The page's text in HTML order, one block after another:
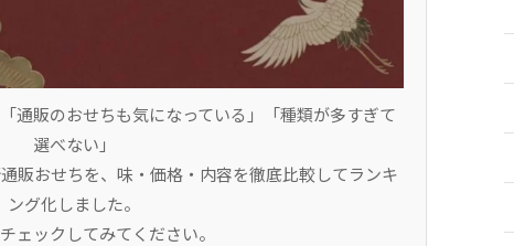
通販のおせちも気になっている」「種類が多すぎて
選べない」
販おせちを、味・価格・内容を徹底比較してランキ
ング化しました。
ェックしてみてください。